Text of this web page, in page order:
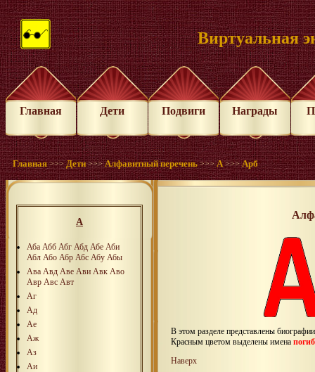
Виртуальная
Главная Дети Подвиги Награды
Главная >>>Дети >>>Алфавитный перечень >>>А >>>Арб
А
Аба Абб Абг Абд Абе Аби
Абл Або Абр Абс Абу Абы
Ава Авд Аве Ави Авк Аво
Авр Авс Авт
Аг
Ад
Ае
Аж
Аз
Аи
В этом разделе представлены
Красным цветом выделены имена
Наверх